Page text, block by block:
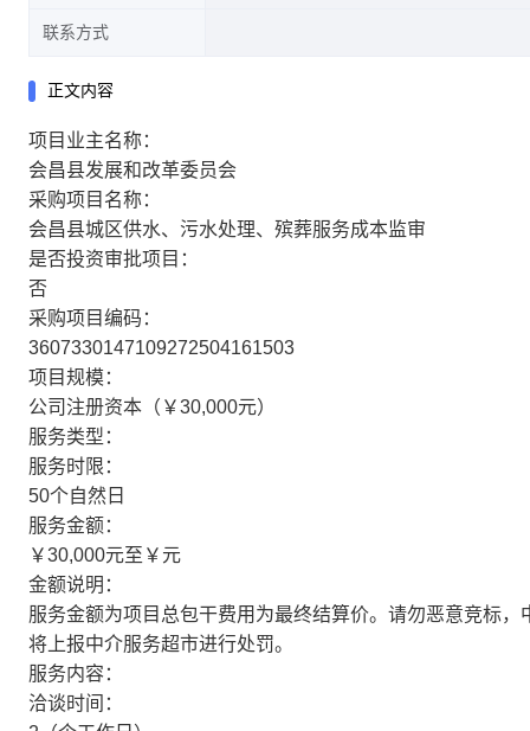
联系方式
正文内容
项目业主名称：
会昌县发展和改革委员会
采购项目名称：
会昌县城区供水、污水处理、殡葬服务成本监审
是否投资审批项目：
否
采购项目编码：
3607330147109272504161503
项目规模：
公司注册资本（￥30,000元）
服务类型：
服务时限：
50个自然日
服务金额：
￥30,000元至￥元
金额说明：
服务金额为项目总包干费用为最终结算价。请勿恶意竞标
将上报中介服务超市进行处罚。
服务内容：
洽谈时间：